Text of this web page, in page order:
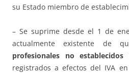
su Estado miembro de
– Se suprime desde el 1 de
actualmente existente de
profesionales no
registrados a efectos del IVA